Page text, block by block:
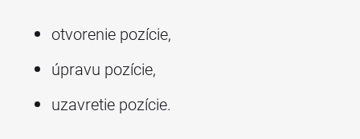
otvorenie pozície,
úpravu pozície,
uzavretie pozície.